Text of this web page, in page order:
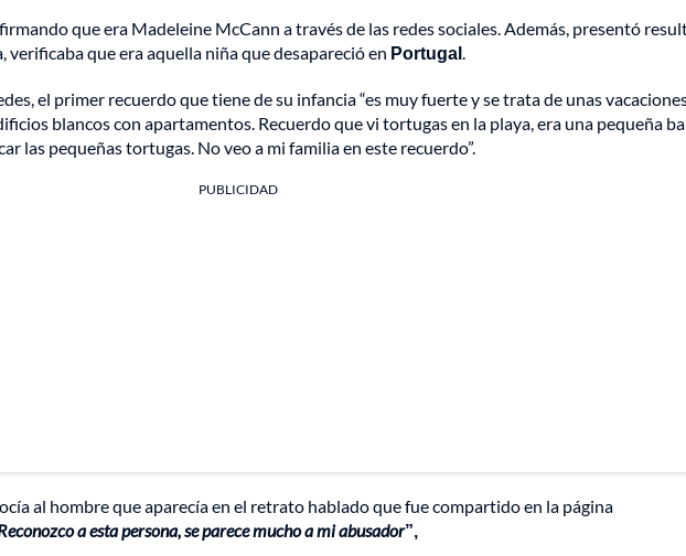
que era Madeleine McCann a través de las redes sociales. Además, presentó
verificaba que era aquella niña que desapareció en Portugal.
el primer recuerdo que tiene de su infancia “es muy fuerte y se trata de unas
blancos con apartamentos. Recuerdo que vi tortugas en la playa, era una pequeña
las pequeñas tortugas. No veo a mi familia en este recuerdo”.
PUBLICIDAD
al hombre que aparecía en el retrato hablado que fue compartido en la página
a esta persona, se parece mucho a mi abusador”,